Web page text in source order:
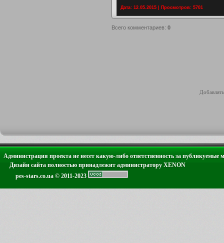
Дата: 12.05.2015 | Просмотров: 5701
Всего комментариев: 0
Администрация проекта не несет какую-либо ответственность за публикуемые
Дизайн сайта полностью принадлежит администратору XENON
pes-stars.co.ua © 2011-2023